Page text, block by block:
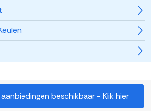
beschikbaar - Klik hier